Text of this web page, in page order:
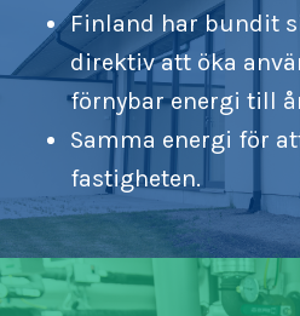
Finland har bundit
direktiv att öka
förnybar energi till
Samma energi för
fastigheten.